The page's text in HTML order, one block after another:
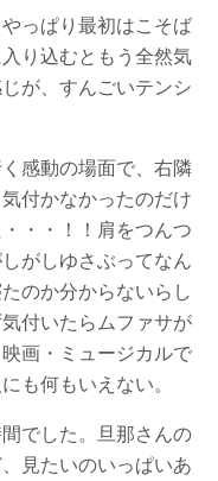
っぱり最初はこそば
り込むともう全然気
が、すんごいテンシ
感動の場面で、右隣
付かなかったのだけ
・・！！肩をつんつ
がしゆさぶってなん
のか分からないらし
付いたらムファサが
画・ミュージカルで
も何もいえない。
でした。旦那さんの
見たいのいっぱいあ